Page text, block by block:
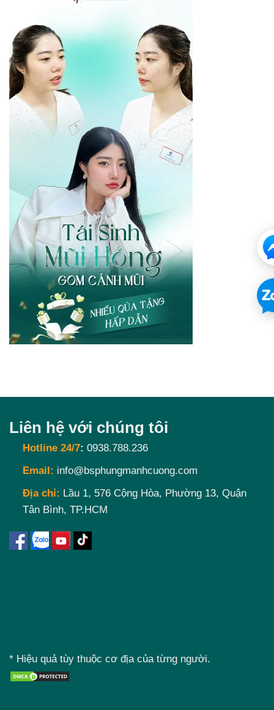
Liên hệ với chúng tôi
Hotline 24/7: 0938.788.236
Email: info@bsphungmanhcuong.com
Địa chỉ: Lầu 1, 576 Cộng Hòa, Phường 13, Quận
Tân Bình, TP.HCM
* Hiệu quả tùy thuộc cơ địa của từng người.